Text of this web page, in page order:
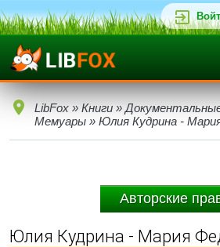
LibFox » Книги »
Мемуары » Юлия Кудрина -
Авторские
Юлия Кудрина - Мария